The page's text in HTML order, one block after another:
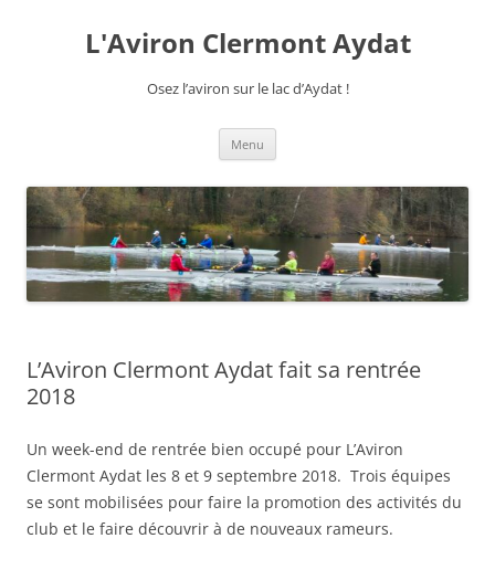
L'Aviron Clermont Aydat
Osez l’aviron sur le lac d’Aydat !
Menu
L’Aviron Clermont Aydat fait sa rentrée
2018
Un week-end de rentrée bien occupé pour L’Aviron
Clermont Aydat les 8 et 9 septembre 2018. Trois équipes
se sont mobilisées pour faire la promotion des activités du
club et le faire découvrir à de nouveaux rameurs.